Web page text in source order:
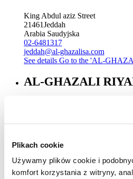
Plikach cookie
Używamy plików cookie i
komfort korzystania z witryny,
King Abdul aziz Street
21461Jeddah
Arabia Saudyjska
02-6481317
jeddah@al-ghazalisa.com
See details Go to the 'AL-
AL-GHAZALI
See detailsGo to the 'AL-
AL-GHAZALI